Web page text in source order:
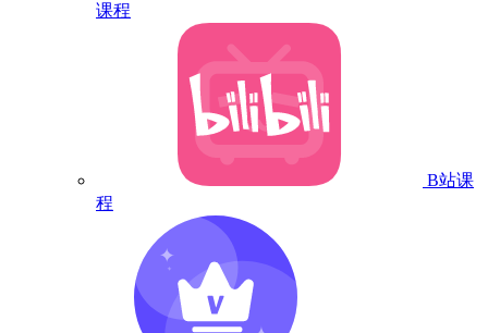
课程
B站课
程